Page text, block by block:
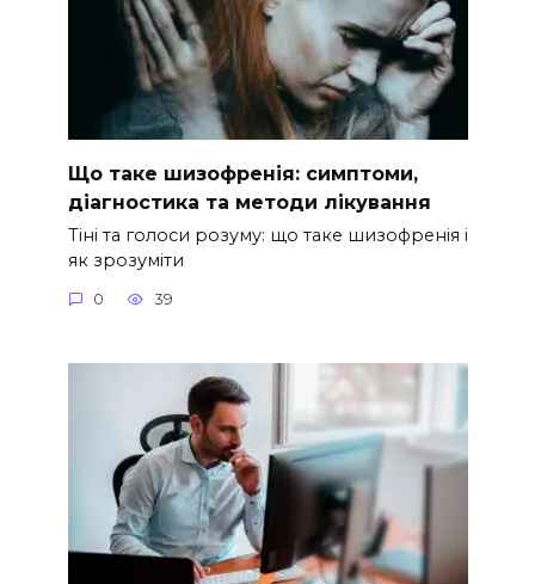
Що таке шизофренія: симптоми,
діагностика та методи лікування
Тіні та голоси розуму: що таке шизофренія і
як зрозуміти
0 39